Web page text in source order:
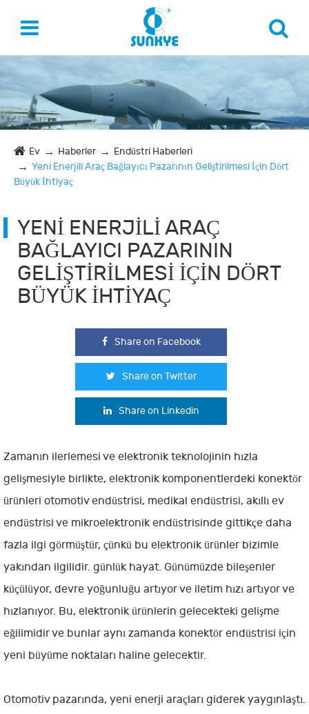
Ev Haberler
Endüstri Haberleri
Yeni Enerjili Araç Bağlayıcı Pazarının Geliştirilmesi İçin Dört
Büyük İhtiyaç
YENI ENERJILI ARAÇ
BAĞLAYICI PAZARININ
GELIŞTIRILMESI İÇIN DÖRT
BÜYÜK İHTIYAÇ
Share on Facebook
Share on Twitter
Share on Linkedin
Zamanın ilerlemesi ve elektronik teknolojinin hızla
gelişmesiyle birlikte, elektronik komponentlerdeki konektör
ürünleri otomotiv endüstrisi, medikal endüstrisi, akıllı ev
endüstrisi ve mikroelektronik endüstrisinde gittikçe daha
fazla ilgi görmüştür, çünkü bu elektronik ürünler bizimle
yakından ilgilidir. günlük hayat. Günümüzde bileşenler
küçülüyor, devre yoğunluğu artıyor ve iletim hızı artıyor ve
hızlanıyor. Bu, elektronik ürünlerin gelecekteki gelişme
eğilimidir ve bunlar aynı zamanda konektör endüstrisi için
yeni büyüme noktaları haline gelecektir.
Otomotiv pazarında, yeni enerji araçları giderek yaygınlaştı.